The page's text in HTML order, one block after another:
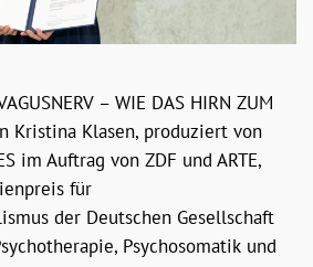
– WIE DAS HIRN ZUM
Kristina Klasen, produziert von
im Auftrag von ZDF und ARTE,
für
der Deutschen Gesellschaft
Psychosomatik und